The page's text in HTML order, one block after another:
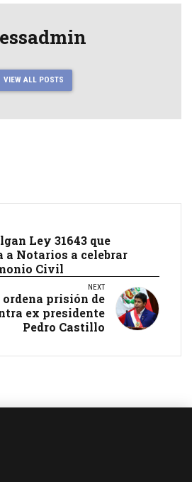
VIEW ALL POSTS
Ley 31643 que
a Notarios a celebrar
Civil
NEXT
ordena prisión de
ex presidente
Pedro Castillo